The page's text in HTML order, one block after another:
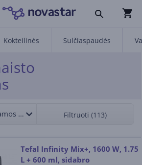
Kokteilinės Sulčiaspaudės
Labiausiai perkamos viršuje Filtruoti (113)
Tefal Infinity Mix+, 1600 W, 1.75
L + 600 ml, sidabro